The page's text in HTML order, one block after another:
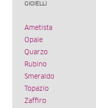
GIOIELLI
Ametista
Opale
Quarzo
Rubino
Smeraldo
Topazio
Zaffiro